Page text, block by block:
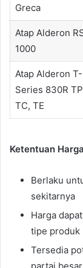
Greca
Atap Alderon
1000
Atap Alderon T-
Series 830R
TC, TE
Ketentuan
Berlaku
sekitarnya
Harga
tipe produk
Tersedia